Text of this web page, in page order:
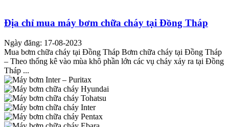
Địa chỉ mua máy bơm chữa cháy tại Đồng Tháp
Ngày đăng: 17-08-2023
Mua bơm chữa cháy tại Đồng Tháp Bơm chữa cháy tại Đồng Tháp
– Theo thống kê vào mùa khô phần lớn các vụ cháy xảy ra tại Đồng
Tháp ...